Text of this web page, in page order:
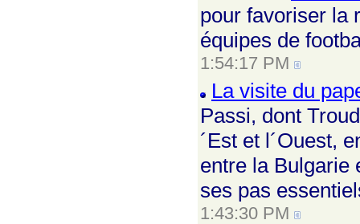
pour favoriser la
équipes de
1:54:17 PM
La visite du
Passi, dont
´Est et l´Ouest,
entre la Bulgarie
ses pas
1:43:30 PM